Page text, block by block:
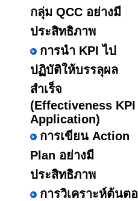
กลุ่ม QCC อย่างมี
ประสิทธิภาพ
การนำ KPI ไป
ปฏิบัติให้บรรลุผล
สำเร็จ
(Effectiveness KPI
Application)
การเขียน Action
Plan อย่างมี
ประสิทธิภาพ
การวิเคราะห์ต้นตอ